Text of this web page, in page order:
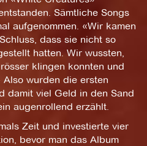
Sämtliche Songs
aufgenommen. «Wir kamen
dass sie nicht so
hatten. Wir wussten,
klingen konnten und
Also wurden die ersten
damit viel Geld in den Sand
augenrollend erzählt.
Zeit und investierte vier
bevor man das Album